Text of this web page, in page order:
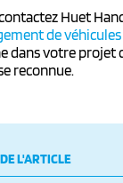
Huet
de
dans votre projet
reconnue.
L'ARTICLE